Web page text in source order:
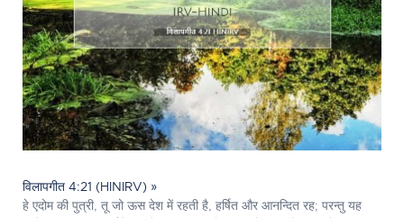
विलापगीत 4:21 (HINIRV) »
हे एदोम की पुत्री, तू जो ऊस देश में रहती है, हर्षित और आनन्दित रह; परन्तु यह